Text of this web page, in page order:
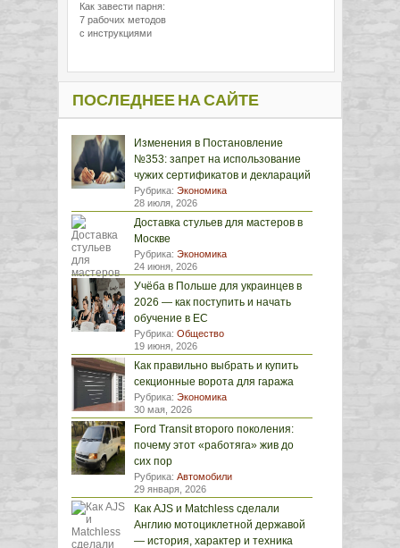
Как завести парня:
7 рабочих методов
с инструкциями
ПОСЛЕДНЕЕ НА САЙТЕ
Изменения в Постановление
№353: запрет на использование
чужих сертификатов и деклараций
Рубрика: Экономика
28 июля, 2026
Доставка стульев для мастеров в
Москве
Рубрика: Экономика
24 июня, 2026
Учёба в Польше для украинцев в
2026 — как поступить и начать
обучение в ЕС
Рубрика: Общество
19 июня, 2026
Как правильно выбрать и купить
секционные ворота для гаража
Рубрика: Экономика
30 мая, 2026
Ford Transit второго поколения:
почему этот «работяга» жив до
сих пор
Рубрика: Автомобили
29 января, 2026
Как AJS и Matchless сделали
Англию мотоциклетной державой
— история, характер и техника